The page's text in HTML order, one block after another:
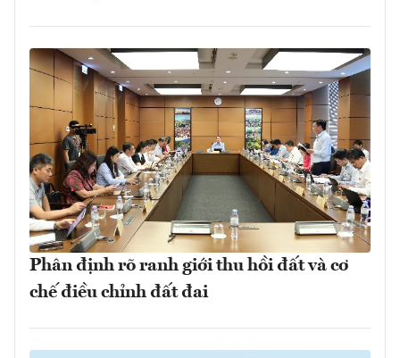
Phân định rõ ranh giới thu hồi đất và cơ
chế điều chỉnh đất đai